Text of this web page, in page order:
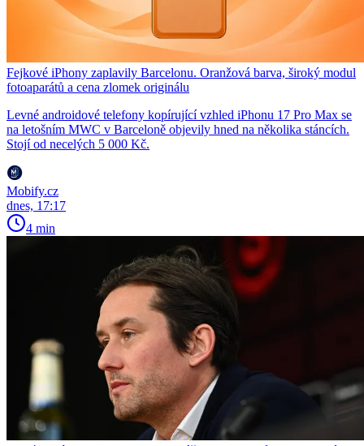
Fejkové iPhony zaplavily Barcelonu. Oranžová barva, široký modul
fotoaparátů a cena zlomek originálu
Levné androidové telefony kopírující vzhled iPhonu 17 Pro Max se
na letošním MWC v Barceloně objevily hned na několika stáncích.
Stojí od necelých 5 000 Kč.
Mobify.cz
dnes, 17:17
4 min